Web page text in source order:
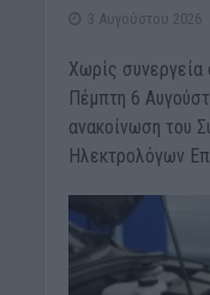
3 Αυγούστου 2026
Χωρίς συνεργεία
Πέμπτη 6
ανακοίνωση του
Ηλεκτρολόγων